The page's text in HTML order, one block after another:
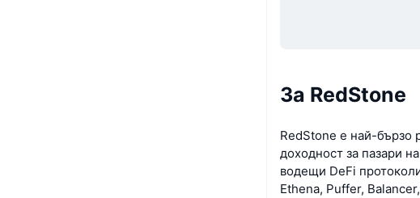
За RedStone
RedStone е най-бързо
доходност за пазари
водещи DeFi
Ethena, Puffer,